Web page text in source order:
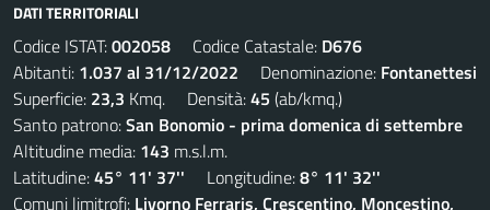
DATI TERRITORIALI
Codice ISTAT:002058 Codice Catastale: D676
Abitanti: 1.037 al 31/12/2022 Denominazione: Fontanettesi
Superficie: 23,3 Kmq. Densità:45 (ab/kmq.)
Santo patrono:San Bonomio - prima domenica di settembre
Altitudine media: 143 m.s.l.m.
Latitudine:45° 11' 37'' Longitudine:8° 11' 32''
Comuni limitrofi: Livorno Ferraris, Crescentino, Moncestino,